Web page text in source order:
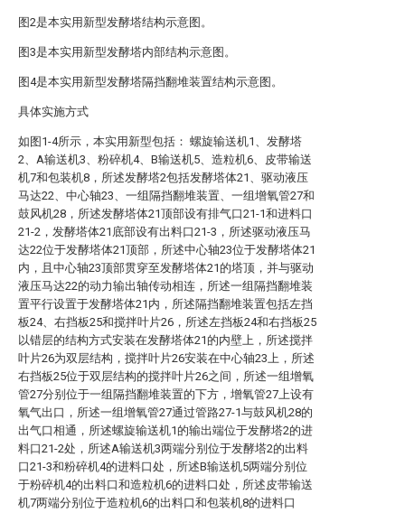
图2是本实用新型发酵塔结构示意图。
图3是本实用新型发酵塔内部结构示意图。
图4是本实用新型发酵塔隔挡翻堆装置结构示意图。
具体实施方式
如图1-4所示，本实用新型包括： 螺旋输送机1、发酵塔
2、A输送机3、粉碎机4、B输送机5、造粒机6、皮带输送
机7和包装机8，所述发酵塔2包括发酵塔体21、驱动液压
马达22、中心轴23、一组隔挡翻堆装置、一组增氧管27和
鼓风机28，所述发酵塔体21顶部设有排气口21-1和进料口
21-2，发酵塔体21底部设有出料口21-3，所述驱动液压马
达22位于发酵塔体21顶部，所述中心轴23位于发酵塔体21
内，且中心轴23顶部贯穿至发酵塔体21的塔顶，并与驱动
液压马达22的动力输出轴传动相连，所述一组隔挡翻堆装
置平行设置于发酵塔体21内，所述隔挡翻堆装置包括左挡
板24、右挡板25和搅拌叶片26，所述左挡板24和右挡板25
以错层的结构方式安装在发酵塔体21的内壁上，所述搅拌
叶片26为双层结构，搅拌叶片26安装在中心轴23上，所述
右挡板25位于双层结构的搅拌叶片26之间，所述一组增氧
管27分别位于一组隔挡翻堆装置的下方，增氧管27上设有
氧气出口，所述一组增氧管27通过管路27-1与鼓风机28的
出气口相通，所述螺旋输送机1的输出端位于发酵塔2的进
料口21-2处，所述A输送机3两端分别位于发酵塔2的出料
口21-3和粉碎机4的进料口处，所述B输送机5两端分别位
于粉碎机4的出料口和造粒机6的进料口处，所述皮带输送
机7两端分别位于造粒机6的出料口和包装机8的进料口